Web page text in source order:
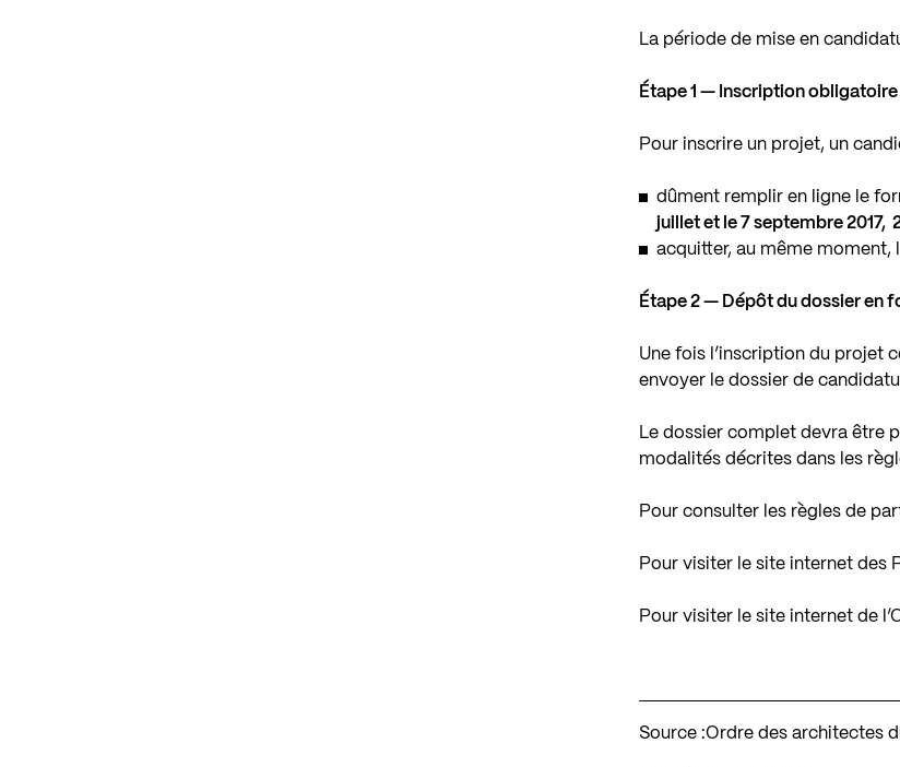
La période de mise en
Étape 1 — Inscription
Pour inscrire un projet, un
dûment remplir en ligne le
juillet et le 7 septembre 2017,
acquitter, au même moment,
Étape 2 — Dépôt du dossier en
Une fois l’inscription du projet
envoyer le dossier de
Le dossier complet devra être
modalités décrites dans les
Pour consulter les règles de
Pour visiter le site internet des
Pour visiter le site internet de
Source :Ordre des architectes